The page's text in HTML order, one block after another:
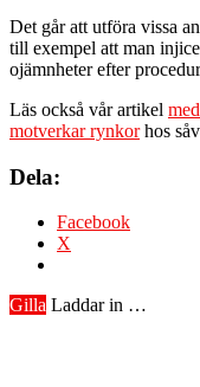
Det går att utföra vissa
till exempel att man
ojämnheter efter
Läs också vår artikel
motverkar rynkorhos
Dela:
Facebook
X
Gilla Laddar in …